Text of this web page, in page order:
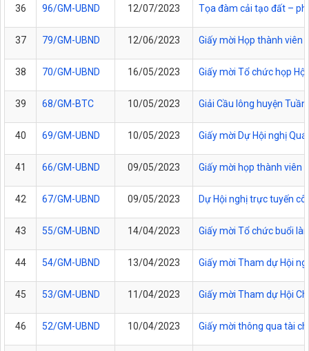
36 96/GM-UBND 12/07/2023 Tọa đàm cải tạo đất –
37 79/GM-UBND 12/06/2023 Giấy mời Họp thành viên
38 70/GM-UBND 16/05/2023 Giấy mời Tổ chức họp
39 68/GM-BTC 10/05/2023 Giải Cầu lông huyện
40 69/GM-UBND 10/05/2023 Giấy mời Dự Hội nghị
41 66/GM-UBND 09/05/2023 Giấy mời họp thành viên
42 67/GM-UBND 09/05/2023 Dự Hội nghị trực tuyến
43 55/GM-UBND 14/04/2023 Giấy mời Tổ chức buổi
44 54/GM-UBND 13/04/2023 Giấy mời Tham dự Hội
45 53/GM-UBND 11/04/2023 Giấy mời Tham dự Hội
46 52/GM-UBND 10/04/2023 Giấy mời thông qua tài